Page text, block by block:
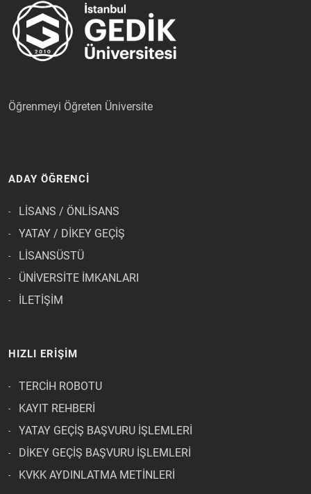
Öğrenmeyi Öğreten Üniversite
ADAY ÖĞRENCİ
LİSANS / ÖNLİSANS
YATAY / DİKEY GEÇİŞ
LİSANSÜSTÜ
ÜNİVERSİTE İMKANLARI
İLETİŞİM
HIZLI ERİŞİM
TERCİH ROBOTU
KAYIT REHBERİ
YATAY GEÇİŞ BAŞVURU İŞLEMLERİ
DİKEY GEÇİŞ BAŞVURU İŞLEMLERİ
KVKK AYDINLATMA METİNLERİ